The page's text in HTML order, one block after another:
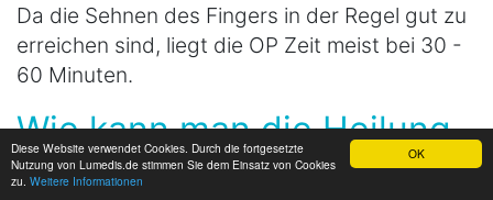
OK
Diese Website verwendet Cookies. Durch die fortgesetzte
Nutzung von Lumedis.de stimmen Sie dem Einsatz von Cookies
zu. Weitere Informationen
Da die Sehnen des Fingers in der Regel gut zu
erreichen sind, liegt die OP Zeit meist bei 30 -
60 Minuten.
Wie kann man die Heilung
nach einem Sehnenriss im